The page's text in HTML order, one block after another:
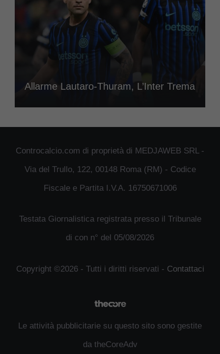
Allarme Lautaro-Thuram, L’Inter Trema
Controcalcio.com di proprietà di MEDJAWEB SRL -
Via del Trullo, 122, 00148 Roma (RM) - Codice
Fiscale e Partita I.V.A. 16750671006
Testata Giornalistica registrata presso il Tribunale
di con n° del 05/08/2026
Copyright ©2026 - Tutti i diritti riservati - Contattaci
Le attività pubblicitarie su questo sito sono gestite
da theCoreAdv